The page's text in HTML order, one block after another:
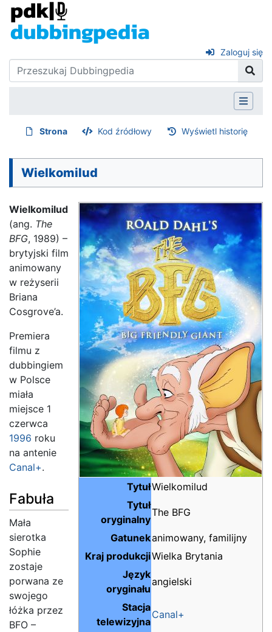
Zaloguj się
Strona Kod źródłowy Wyświetl historię
Wielkomilud
TytułWielkomilud
Tytuł
oryginalny
The BFG
Gatunekanimowany, familijny
Kraj produkcjiWielka Brytania
Język
oryginału
angielski
Stacja
telewizyjna
Canal+
Wielkomilud
(ang. The
BFG, 1989) –
brytyjski film
animowany
w reżyserii
Briana
Cosgrove’a.
Premiera
filmu z
dubbingiem
w Polsce
miała
miejsce 1
czerwca
1996 roku
na antenie
Canal+.
Fabuła
Mała
sierotka
Sophie
zostaje
porwana ze
swojego
łóżka przez
BFO –